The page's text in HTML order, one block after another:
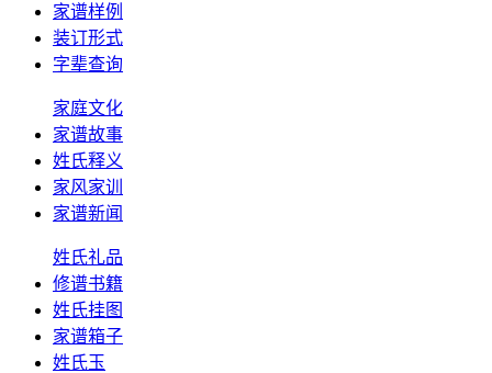
家谱样例
装订形式
字辈查询
家庭文化
家谱故事
姓氏释义
家风家训
家谱新闻
姓氏礼品
修谱书籍
姓氏挂图
家谱箱子
姓氏玉